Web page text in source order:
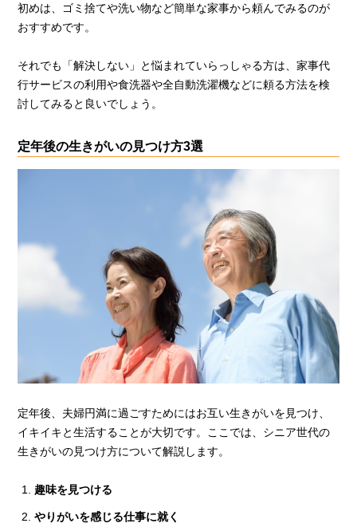
初めは、ゴミ捨てや洗い物など簡単な家事から頼んでみるのが
おすすめです。
それでも「解決しない」と悩まれていらっしゃる方は、家事代
行サービスの利用や食洗器や全自動洗濯機などに頼る方法を検
討してみると良いでしょう。
定年後の生きがいの見つけ方3選
定年後、夫婦円満に過ごすためにはお互い生きがいを見つけ、
イキイキと生活することが大切です。ここでは、シニア世代の
生きがいの見つけ方について解説します。
趣味を見つける
やりがいを感じる仕事に就く